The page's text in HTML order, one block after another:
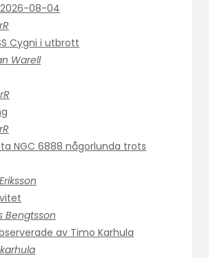
2026-08-04
Cygni i utbrott
Warell
NGC 6888 någorlunda trots
Bengtsson
av Timo Karhula